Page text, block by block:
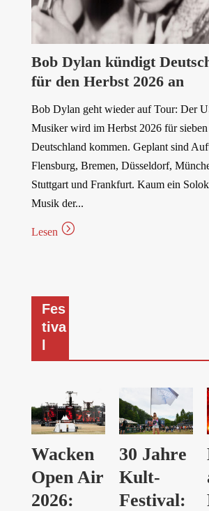
Bob Dylan kündigt
für den Herbst 2026 an
Bob Dylan geht wieder auf Tour: Der
Musiker wird im Herbst 2026 für
Deutschland kommen. Geplant sind
Flensburg, Bremen, Düsseldorf,
Stuttgart und Frankfurt. Kaum ein
Musik der...
Lesen =
Fes
tiva
Wacken
Open Air
2026:
30 Jahre
Kult-
Festival: